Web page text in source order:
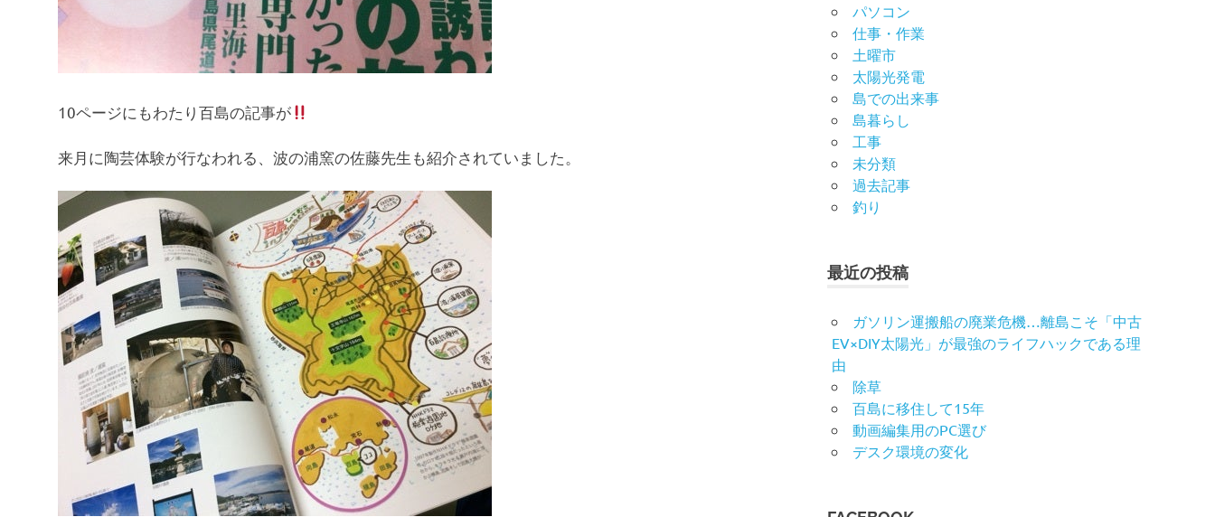
10ページにもわたり百島の記事が
来月に陶芸体験が行なわれる、波の浦窯の佐藤先生も紹介されていました。
パソコン
仕事・作業
土曜市
太陽光発電
島での出来事
島暮らし
工事
未分類
過去記事
釣り
最近の投稿
ガソリン運搬船の廃業危機…離島こそ「中古
EV×DIY太陽光」が最強のライフハックである理
由
除草
百島に移住して15年
動画編集用のPC選び
デスク環境の変化